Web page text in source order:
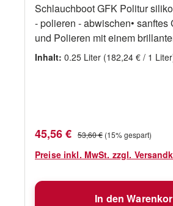
Schlauchboot GFK Politur
- polieren - abwischen• sanftes
und Polieren mit einem
Kratzer• völlig sicher auf allen
Bootsmaterialien• silikonfrei
Inhalt: 0.25 Liter (182,24 € / 1
Verkaufspreis:
45,56 € Regulärer Preis:
53,60 € (15% gespart)
Preise inkl. MwSt. zzgl.
In den